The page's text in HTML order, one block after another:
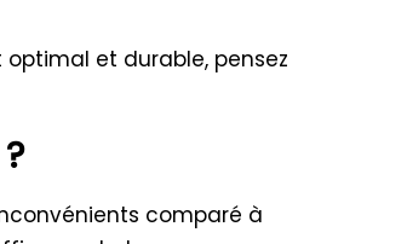
optimal et durable, pensez
comparé à